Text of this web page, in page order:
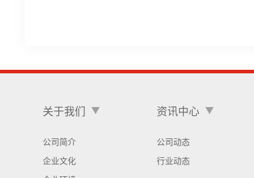
关于我们
公司简介
企业文化
资讯中心
公司动态
行业动态